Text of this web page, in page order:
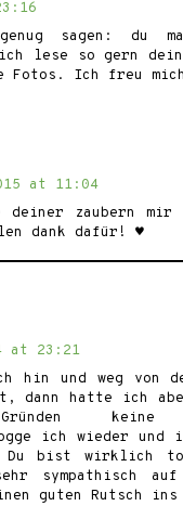
sagen: du
lese so gern
Fotos. Ich freu
at 11:04
deiner zaubern
dank dafür! ♥
at 23:21
hin und weg von
dann hatte ich
keine
ich wieder und
Du bist
sympathisch
guten Rutsch ins